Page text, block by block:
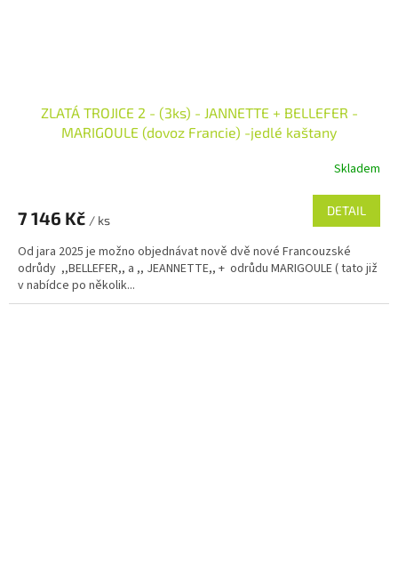
ZLATÁ TROJICE 2 - (3ks) - JANNETTE + BELLEFER -
MARIGOULE (dovoz Francie) -jedlé kaštany
Skladem
7 146 Kč / ks
DETAIL
Od jara 2025 je možno objednávat nově dvě nové Francouzské
odrůdy ,,BELLEFER,, a ,, JEANNETTE,, + odrůdu MARIGOULE ( tato již
v nabídce po několik...